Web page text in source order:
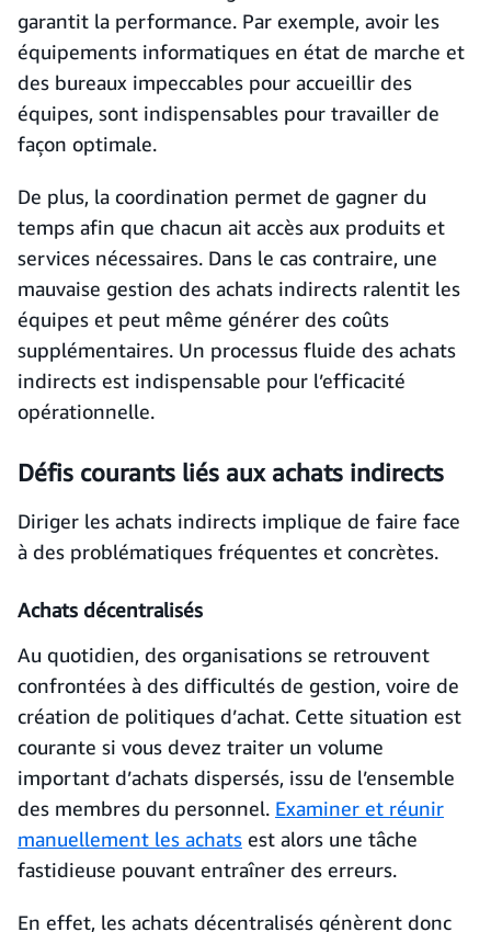
garantit la performance. Par exemple, avoir les
équipements informatiques en état de marche et
des bureaux impeccables pour accueillir des
équipes, sont indispensables pour travailler de
façon optimale.
De plus, la coordination permet de gagner du
temps afin que chacun ait accès aux produits et
services nécessaires. Dans le cas contraire, une
mauvaise gestion des achats indirects ralentit les
équipes et peut même générer des coûts
supplémentaires. Un processus fluide des achats
indirects est indispensable pour l’efficacité
opérationnelle.
Défis courants liés aux achats indirects
Diriger les achats indirects implique de faire face
à des problématiques fréquentes et concrètes.
Achats décentralisés
Au quotidien, des organisations se retrouvent
confrontées à des difficultés de gestion, voire de
création de politiques d’achat. Cette situation est
courante si vous devez traiter un volume
important d’achats dispersés, issu de l’ensemble
des membres du personnel. Examiner et réunir
manuellement les achats est alors une tâche
fastidieuse pouvant entraîner des erreurs.
En effet, les achats décentralisés génèrent donc